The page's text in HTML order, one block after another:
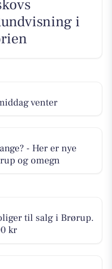
i
venter
- Her er nye
og omegn
til salg i Brørup.
kr